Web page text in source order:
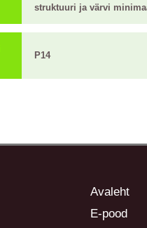
struktuuri ja värvi
P14
Avaleht
E-pood